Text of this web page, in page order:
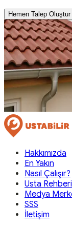
Hemen Talep Oluştur
Hakkımızda
En Yakın
Nasıl Çalışır?
Usta Rehberi
Medya
SSS
İletişim